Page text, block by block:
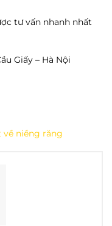
tư vấn nhanh nhất
Giấy – Hà Nội
về niềng răng